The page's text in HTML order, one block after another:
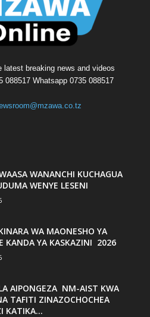
latest breaking news and videos
088517 Whatsapp 0735 088517
WANANCHI KUCHAGUA
WENYE LESENI
WA MAONESHO YA
KANDA YA KASKAZINI 2026
AIPONGEZA NM-AIST KWA
TAFITI ZINAZOCHOCHEA
KATIKA...